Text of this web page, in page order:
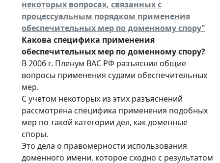
некоторых вопросах, связанных с
процессуальным порядком применения
обеспечительных мер по доменному спору"
Какова специфика применения
обеспечительных мер по доменному спору?
В 2006 г. Пленум ВАС РФ разъяснил общие
вопросы применения судами обеспечительных
мер.
С учетом некоторых из этих разъяснений
рассмотрена специфика применения подобных
мер по такой категории дел, как доменные
споры.
Это дела о правомерности использования
доменного имени, которое сходно с результатом